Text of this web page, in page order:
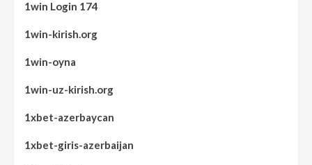
1win Login 174
1win-kirish.org
1win-oyna
1win-uz-kirish.org
1xbet-azerbaycan
1xbet-giris-azerbaijan